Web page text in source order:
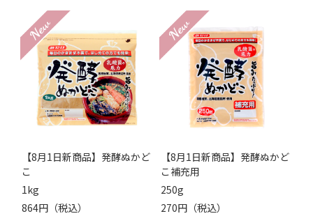
【8月1日新商品】発酵ぬかど
こ
1kg
864円（税込）
【8月1日新商品】発酵ぬかど
こ補充用
250g
270円（税込）